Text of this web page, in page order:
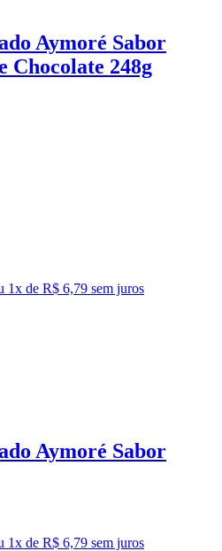
Aymoré Sabor
Chocolate 248g
1x de R$ 6,79 sem juros
Aymoré Sabor
1x de R$ 6,79 sem juros